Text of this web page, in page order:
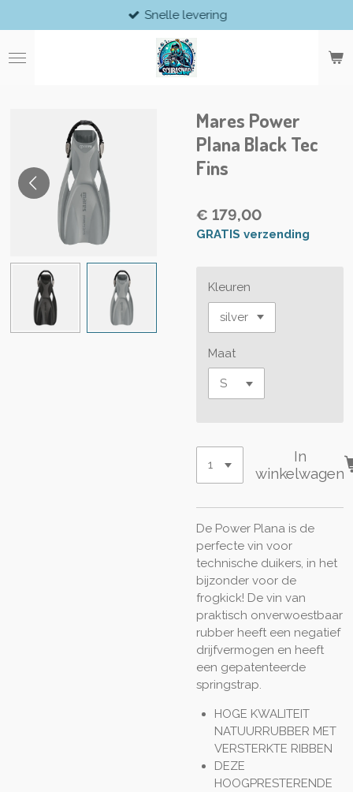
direct
naar
de
Snelle levering
Mares Power
Plana Black Tec
Fins
€ 179,00
GRATIS verzending
Kleuren
Maat
In
winkelwagen
De Power Plana is de
perfecte vin voor
technische duikers, in het
bijzonder voor de
frogkick! De vin van
praktisch onverwoestbaar
rubber heeft een negatief
drijfvermogen en heeft
een gepatenteerde
springstrap.
HOGE KWALITEIT
NATUURRUBBER MET
VERSTERKTE RIBBEN
DEZE
HOOGPRESTERENDE